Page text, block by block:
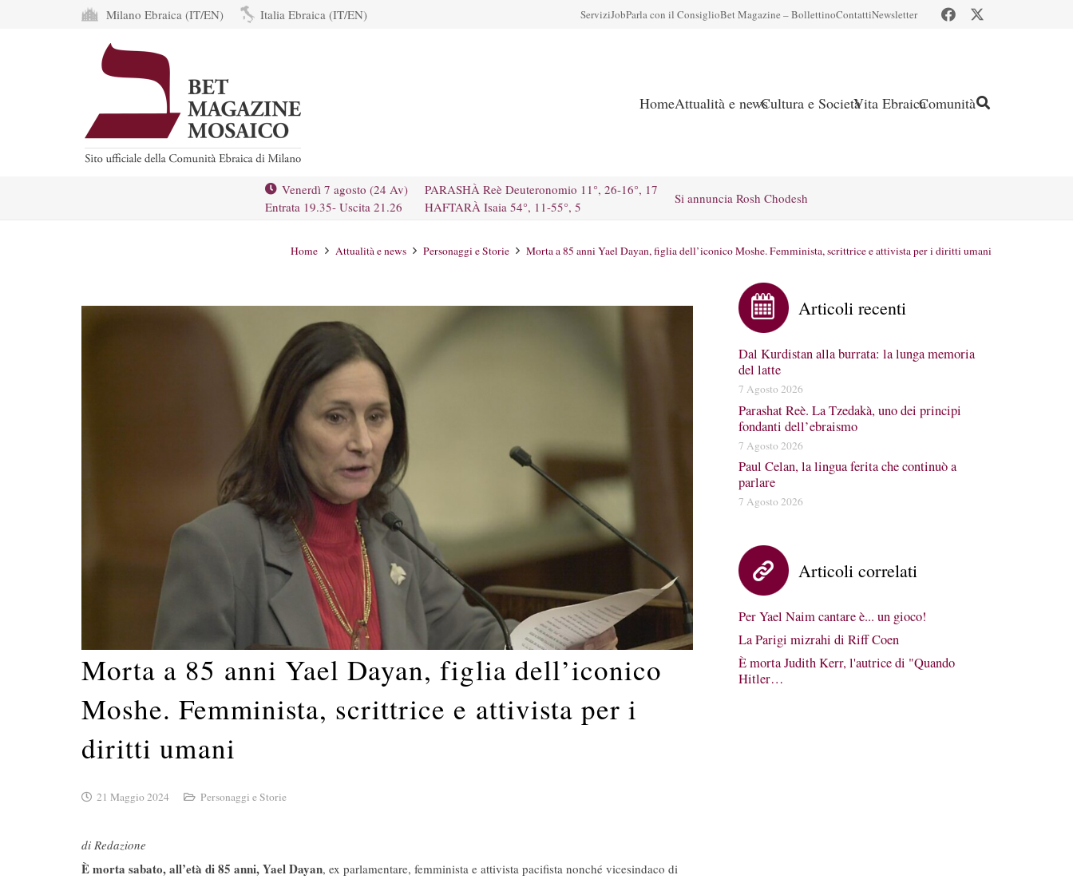
Milano Ebraica (IT/EN) Italia Ebraica (IT/EN) ServiziJobParla con il ConsiglioBet Magazine – BollettinoContattiNewsletter
HomeAttualità e newsCultura e SocietàVita EbraicaComunità
Venerdì 7 agosto (24 Av)
Entrata 19.35- Uscita 21.26
PARASHÀ Reè Deuteronomio 11°, 26-16°, 17
HAFTARÀ Isaia 54°, 11-55°, 5
Si annuncia Rosh Chodesh
Home Attualità e news Personaggi e Storie Morta a 85 anni Yael Dayan, figlia dell’iconico Moshe. Femminista, scrittrice e attivista per i diritti umani
Morta a 85 anni Yael Dayan, figlia dell’iconico
Moshe. Femminista, scrittrice e attivista per i
diritti umani
21 Maggio 2024 Personaggi e Storie
di Redazione
È morta sabato, all’età di 85 anni, Yael Dayan, ex parlamentare, femminista e attivista pacifista nonché vicesindaco di
Articoli recenti
Dal Kurdistan alla burrata: la lunga memoria
del latte
7 Agosto 2026
Parashat Reè. La Tzedakà, uno dei principi
fondanti dell’ebraismo
7 Agosto 2026
Paul Celan, la lingua ferita che continuò a
parlare
7 Agosto 2026
Articoli correlati
Per Yael Naim cantare è... un gioco!
La Parigi mizrahi di Riff Coen
È morta Judith Kerr, l'autrice di "Quando
Hitler…